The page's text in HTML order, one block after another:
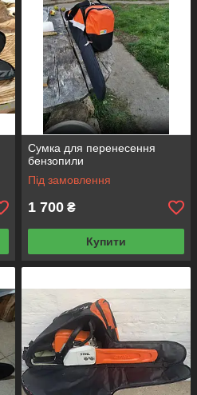
Сумка для перенесення
бензопили
Під замовлення
1 700 ₴
Купити